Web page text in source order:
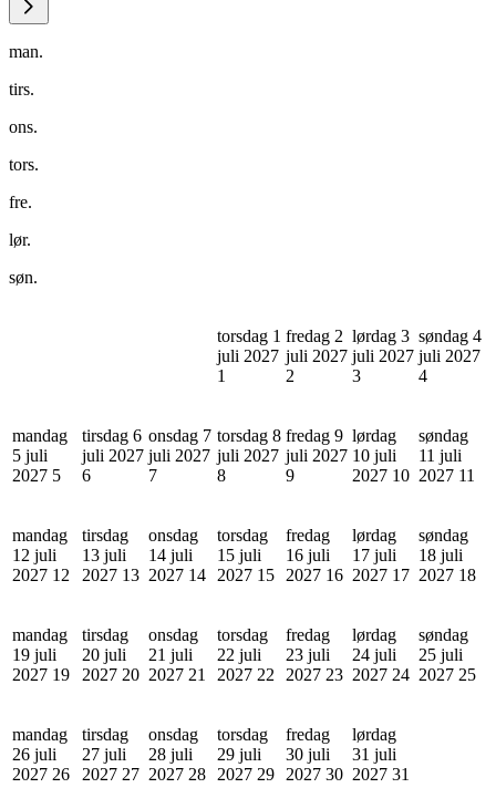
man.
tirs.
ons.
tors.
fre.
lør.
søn.
torsdag 1
juli 2027
1
fredag 2
juli 2027
2
lørdag 3
juli 2027
3
søndag 4
juli 2027
4
mandag
5 juli
2027 5
tirsdag 6
juli 2027
6
onsdag 7
juli 2027
7
torsdag 8
juli 2027
8
fredag 9
juli 2027
9
lørdag
10 juli
2027 10
søndag
11 juli
2027 11
mandag
12 juli
2027 12
tirsdag
13 juli
2027 13
onsdag
14 juli
2027 14
torsdag
15 juli
2027 15
fredag
16 juli
2027 16
lørdag
17 juli
2027 17
søndag
18 juli
2027 18
mandag
19 juli
2027 19
tirsdag
20 juli
2027 20
onsdag
21 juli
2027 21
torsdag
22 juli
2027 22
fredag
23 juli
2027 23
lørdag
24 juli
2027 24
søndag
25 juli
2027 25
mandag
26 juli
2027 26
tirsdag
27 juli
2027 27
onsdag
28 juli
2027 28
torsdag
29 juli
2027 29
fredag
30 juli
2027 30
lørdag
31 juli
2027 31